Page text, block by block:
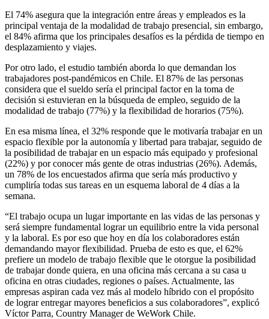
El 74% asegura que la integración entre áreas y empleados es la
principal ventaja de la modalidad de trabajo presencial, sin embargo,
el 84% afirma que los principales desafíos es la pérdida de tiempo en
desplazamiento y viajes.
Por otro lado, el estudio también aborda lo que demandan los
trabajadores post-pandémicos en Chile. El 87% de las personas
considera que el sueldo sería el principal factor en la toma de
decisión si estuvieran en la búsqueda de empleo, seguido de la
modalidad de trabajo (77%) y la flexibilidad de horarios (75%).
En esa misma línea, el 32% responde que le motivaría trabajar en un
espacio flexible por la autonomía y libertad para trabajar, seguido de
la posibilidad de trabajar en un espacio más equipado y profesional
(22%) y por conocer más gente de otras industrias (26%). Además,
un 78% de los encuestados afirma que sería más productivo y
cumpliría todas sus tareas en un esquema laboral de 4 días a la
semana.
“El trabajo ocupa un lugar importante en las vidas de las personas y
será siempre fundamental lograr un equilibrio entre la vida personal
y la laboral. Es por eso que hoy en día los colaboradores están
demandando mayor flexibilidad. Prueba de esto es que, el 62%
prefiere un modelo de trabajo flexible que le otorgue la posibilidad
de trabajar donde quiera, en una oficina más cercana a su casa u
oficina en otras ciudades, regiones o países. Actualmente, las
empresas aspiran cada vez más al modelo híbrido con el propósito
de lograr entregar mayores beneficios a sus colaboradores”, explicó
Víctor Parra, Country Manager de WeWork Chile.